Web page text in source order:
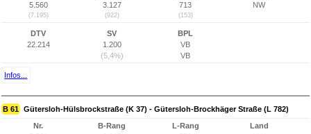
5.560
(7.195)
3.127
(922)
713
(153)
NW
DTV
22.214
SV
1.200
(5,4%)
BPL
VB
VB
Infos...
B 61 Gütersloh-Hülsbrockstraße (K 37) - Gütersloh-Brockhäger Straße (L 782)
Nr.
B-Rang
L-Rang
Land